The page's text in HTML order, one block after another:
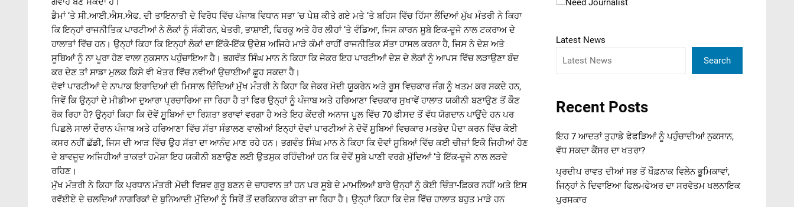
ਡੈਮਾਂ ‘ਤੇ ਸੀ.ਆਈ.ਐਸ.ਐਫ. ਦੀ ਤਾਇਨਾਤੀ ਦੇ ਵਿਰੋਧ ਵਿੱਚ ਪੰਜਾਬ ਵਿਧਾਨ ਸਭਾ ’ਚ ਪੇਸ਼ ਕੀਤੇ ਗਏ ਮਤੇ ‘ਤੇ ਬਹਿਸ ਵਿੱਚ ਹਿੱਸਾ ਲੈਂਦਿਆਂ ਮੁੱਖ ਮੰਤਰੀ ਨੇ ਕਿਹਾ
ਕਿ ਇਨ੍ਹਾਂ ਰਾਜਨੀਤਿਕ ਪਾਰਟੀਆਂ ਨੇ ਲੋਕਾਂ ਨੂੰ ਸੰਕੀਰਨ, ਖੇਤਰੀ, ਭਾਸ਼ਾਈ, ਫਿਰਕੂ ਅਤੇ ਹੋਰ ਲੀਹਾਂ ‘ਤੇ ਵੰਡਿਆ, ਜਿਸ ਕਾਰਨ ਸੂਬੇ ਇਕ-ਦੂਜੇ ਨਾਲ ਟਕਰਾਅ ਦੇ
ਹਾਲਾਤਾਂ ਵਿੱਚ ਹਨ। ਉਨ੍ਹਾਂ ਕਿਹਾ ਕਿ ਇਨ੍ਹਾਂ ਲੋਕਾਂ ਦਾ ਇੱਕੋ-ਇੱਕ ਉਦੇਸ਼ ਅਜਿਹੇ ਮਾੜੇ ਕੰਮਾਂ ਰਾਹੀਂ ਰਾਜਨੀਤਿਕ ਸੱਤਾ ਹਾਸਲ ਕਰਨਾ ਹੈ, ਜਿਸ ਨੇ ਦੇਸ਼ ਅਤੇ
ਸੂਬਿਆਂ ਨੂੰ ਨਾ ਪੂਰਾ ਹੋਣ ਵਾਲਾ ਨੁਕਸਾਨ ਪਹੁੰਚਾਇਆ ਹੈ। ਭਗਵੰਤ ਸਿੰਘ ਮਾਨ ਨੇ ਕਿਹਾ ਕਿ ਜੇਕਰ ਇਹ ਪਾਰਟੀਆਂ ਦੇਸ਼ ਦੇ ਲੋਕਾਂ ਨੂੰ ਆਪਸ ਵਿੱਚ ਲੜਾਉਣਾ ਬੰਦ
ਕਰ ਦੇਣ ਤਾਂ ਸਾਡਾ ਮੁਲਕ ਕਿਸੇ ਵੀ ਖੇਤਰ ਵਿੱਚ ਨਵੀਆਂ ਉਚਾਈਆਂ ਛੂਹ ਸਕਦਾ ਹੈ।
ਦੋਵਾਂ ਪਾਰਟੀਆਂ ਦੇ ਨਾਪਾਕ ਇਰਾਦਿਆਂ ਦੀ ਮਿਸਾਲ ਦਿੰਦਿਆਂ ਮੁੱਖ ਮੰਤਰੀ ਨੇ ਕਿਹਾ ਕਿ ਜੇਕਰ ਮੋਦੀ ਯੂਕਰੇਨ ਅਤੇ ਰੂਸ ਵਿਚਕਾਰ ਜੰਗ ਨੂੰ ਖਤਮ ਕਰ ਸਕਦੇ ਹਨ,
ਜਿਵੇਂ ਕਿ ਉਨ੍ਹਾਂ ਦੇ ਮੀਡੀਆ ਦੁਆਰਾ ਪ੍ਰਚਾਰਿਆ ਜਾ ਰਿਹਾ ਹੈ ਤਾਂ ਫਿਰ ਉਨ੍ਹਾਂ ਨੂੰ ਪੰਜਾਬ ਅਤੇ ਹਰਿਆਣਾ ਵਿਚਕਾਰ ਸੁਖਾਵੇਂ ਹਾਲਾਤ ਯਕੀਨੀ ਬਣਾਉਣ ਤੋਂ ਕੌਣ
ਰੋਕ ਰਿਹਾ ਹੈ? ਉਨ੍ਹਾਂ ਕਿਹਾ ਕਿ ਦੋਵੇਂ ਸੂਬਿਆਂ ਦਾ ਰਿਸ਼ਤਾ ਭਰਾਵਾਂ ਵਰਗਾ ਹੈ ਅਤੇ ਇਹ ਕੇਂਦਰੀ ਅਨਾਜ ਪੂਲ ਵਿੱਚ 70 ਫੀਸਦ ਤੋਂ ਵੱਧ ਯੋਗਦਾਨ ਪਾਉਂਦੇ ਹਨ ਪਰ
ਪਿਛਲੇ ਸਾਲਾਂ ਦੌਰਾਨ ਪੰਜਾਬ ਅਤੇ ਹਰਿਆਣਾ ਵਿੱਚ ਸੱਤਾ ਸੰਭਾਲਣ ਵਾਲੀਆਂ ਇਨ੍ਹਾਂ ਦੋਵਾਂ ਪਾਰਟੀਆਂ ਨੇ ਦੋਵੇਂ ਸੂਬਿਆਂ ਵਿਚਕਾਰ ਮਤਭੇਦ ਪੈਦਾ ਕਰਨ ਵਿੱਚ ਕੋਈ
ਕਸਰ ਨਹੀਂ ਛੱਡੀ, ਜਿਸ ਦੀ ਆੜ ਵਿੱਚ ਉਹ ਸੱਤਾ ਦਾ ਆਨੰਦ ਮਾਣ ਰਹੇ ਹਨ। ਭਗਵੰਤ ਸਿੰਘ ਮਾਨ ਨੇ ਕਿਹਾ ਕਿ ਦੋਵਾਂ ਸੂਬਿਆਂ ਵਿੱਚ ਕਈ ਚੀਜ਼ਾਂ ਇਕੋ ਜਿਹੀਆਂ ਹੋਣ
ਦੇ ਬਾਵਜੂਦ ਅਜਿਹੀਆਂ ਤਾਕਤਾਂ ਹਮੇਸ਼ਾ ਇਹ ਯਕੀਨੀ ਬਣਾਉਣ ਲਈ ਉਤਸੁਕ ਰਹਿੰਦੀਆਂ ਹਨ ਕਿ ਦੋਵੇਂ ਸੂਬੇ ਪਾਣੀ ਵਰਗੇ ਮੁੱਦਿਆਂ ‘ਤੇ ਇੱਕ-ਦੂਜੇ ਨਾਲ ਲੜਦੇ
ਰਹਿਣ।
ਮੁੱਖ ਮੰਤਰੀ ਨੇ ਕਿਹਾ ਕਿ ਪ੍ਰਧਾਨ ਮੰਤਰੀ ਮੋਦੀ ਵਿਸ਼ਵ ਗੁਰੂ ਬਣਨ ਦੇ ਚਾਹਵਾਨ ਤਾਂ ਹਨ ਪਰ ਸੂਬੇ ਦੇ ਮਾਮਲਿਆਂ ਬਾਰੇ ਉਨ੍ਹਾਂ ਨੂੰ ਕੋਈ ਚਿੰਤਾ-ਫ਼ਿਕਰ ਨਹੀਂ ਅਤੇ ਇਸ
ਰਵੱਈਏ ਦੇ ਚਲਦਿਆਂ ਨਾਗਰਿਕਾਂ ਦੇ ਬੁਨਿਆਦੀ ਮੁੱਦਿਆਂ ਨੂੰ ਸਿਰੇਂ ਤੋਂ ਦਰਕਿਨਾਰ ਕੀਤਾ ਜਾ ਰਿਹਾ ਹੈ। ਉਨ੍ਹਾਂ ਕਿਹਾ ਕਿ ਦੇਸ਼ ਵਿੱਚ ਹਾਲਾਤ ਬਹੁਤ ਮਾੜੇ ਹਨ
Latest News
Search
Recent Posts
ਇਹ 7 ਆਦਤਾਂ ਤੁਹਾਡੇ ਫੇਫੜਿਆਂ ਨੂੰ ਪਹੁੰਚਾਦੀਆਂ ਨੁਕਸਾਨ,
ਵੱਧ ਸਕਦਾ ਕੈਂਸਰ ਦਾ ਖਤਰਾ?
ਪ੍ਰਦੀਪ ਰਾਵਤ ਦੀਆਂ ਸਭ ਤੋਂ ਖੌਫ਼ਨਾਕ ਵਿਲੇਨ ਭੂਮਿਕਾਵਾਂ,
ਜਿਨ੍ਹਾਂ ਨੇ ਦਿਵਾਇਆ ਫਿਲਮਫੇਅਰ ਦਾ ਸਰਵੋਤਮ ਖਲਨਾਇਕ
ਪੁਰਸਕਾਰ